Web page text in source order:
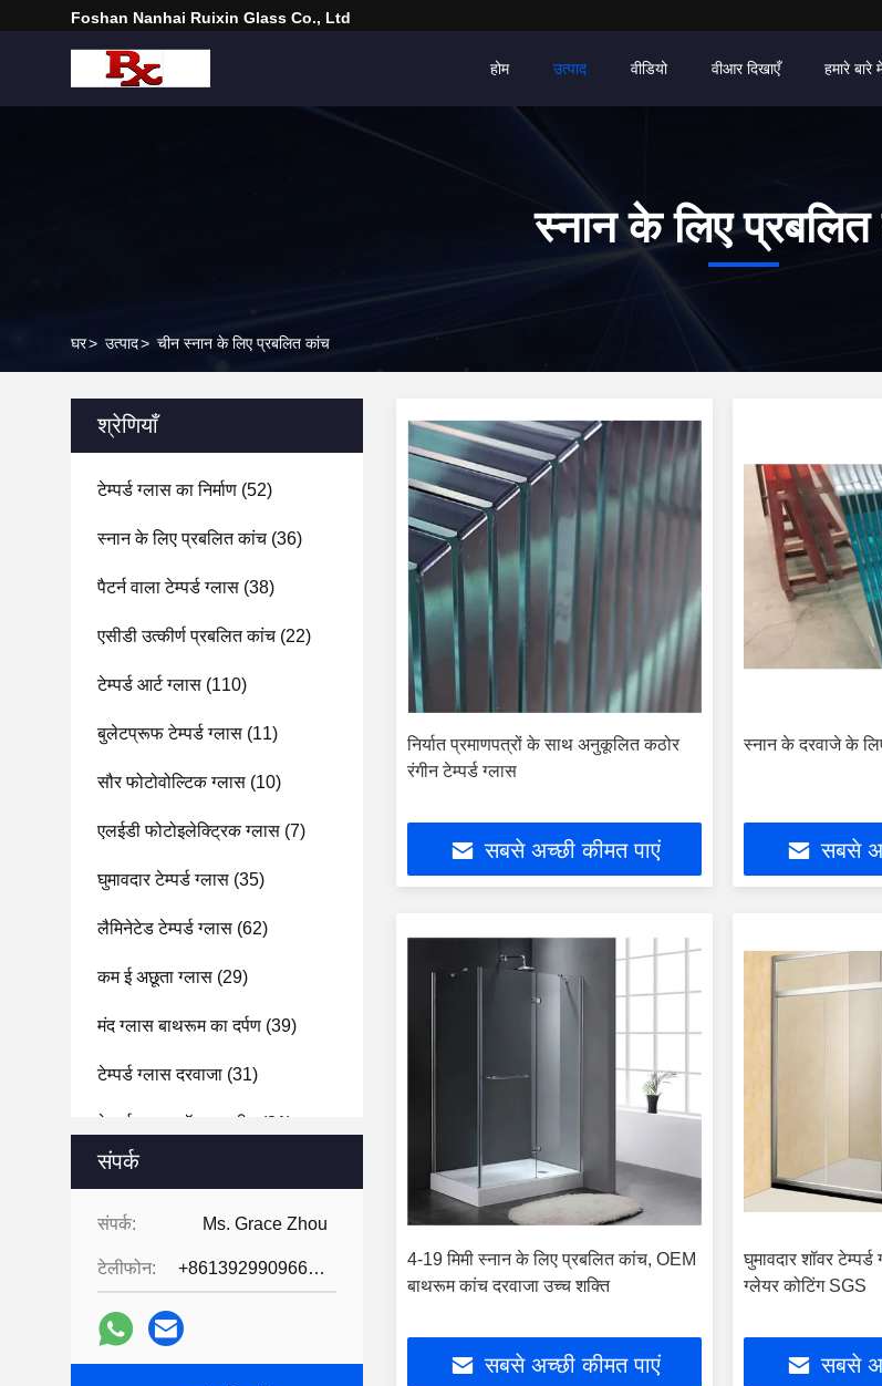
Foshan Nanhai Ruixin Glass Co., Ltd
होम उत्पाद वीडियो वीआर दिखाएँ हमारे बारे
स्नान के लिए
घर> उत्पाद> चीन स्नान के लिए प्रबलित कांच
श्रेणियाँ
टेम्पर्ड ग्लास का निर्माण (52)
स्नान के लिए प्रबलित कांच (36)
पैटर्न वाला टेम्पर्ड ग्लास (38)
एसीडी उत्कीर्ण प्रबलित कांच (22)
टेम्पर्ड आर्ट ग्लास (110)
बुलेटप्रूफ टेम्पर्ड ग्लास (11)
सौर फोटोवोल्टिक ग्लास (10)
एलईडी फोटोइलेक्ट्रिक ग्लास (7)
घुमावदार टेम्पर्ड ग्लास (35)
लैमिनेटेड टेम्पर्ड ग्लास (62)
कम ई अछूता ग्लास (29)
मंद ग्लास बाथरूम का दर्पण (39)
टेम्पर्ड ग्लास दरवाजा (31)
टेम्पर्ड ग्लास शॉवर स्क्रीन (31)
प्रबलित ग्लास स्नान के लिए बाड़े
ग्लास की ईंटों के ब्लॉक(47)
वैक्यूम ग्लास (2)
सामान (5)
संपर्क
संपर्क: Ms. Grace Zhou
टेलीफोन: +8613929909663--13690711186
निर्यात प्रमाणपत्रों के साथ अनुकूलित कठोर
रंगीन टेम्पर्ड ग्लास
सबसे अच्छी कीमत पाएं
स्नान के दरवाजे के
सबसे
4-19 मिमी स्नान के लिए प्रबलित कांच, OEM
बाथरूम कांच दरवाजा उच्च शक्ति
सबसे अच्छी कीमत पाएं
घुमावदार शॉवर
ग्लेयर कोटिंग SGS
सबसे